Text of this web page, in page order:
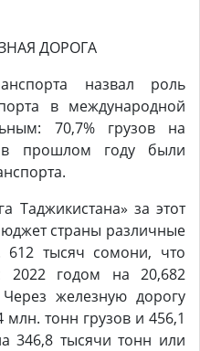
назвал роль
в международной
70,7% грузов на
в прошлом году были
за этот
страны различные
тысяч сомони, что
годом на 20,682
железную дорогу
тонн грузов и 456,1
346,8 тысячи тонн или